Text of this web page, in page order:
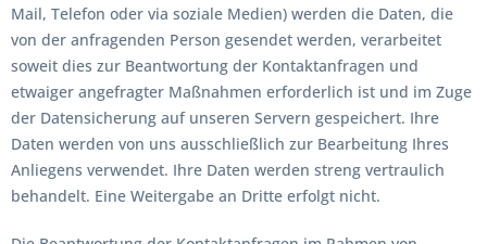
Mail, Telefon oder via soziale Medien) werden die Daten, die
von der anfragenden Person gesendet werden, verarbeitet
soweit dies zur Beantwortung der Kontaktanfragen und
etwaiger angefragter Maßnahmen erforderlich ist und im Zuge
der Datensicherung auf unseren Servern gespeichert. Ihre
Daten werden von uns ausschließlich zur Bearbeitung Ihres
Anliegens verwendet. Ihre Daten werden streng vertraulich
behandelt. Eine Weitergabe an Dritte erfolgt nicht.